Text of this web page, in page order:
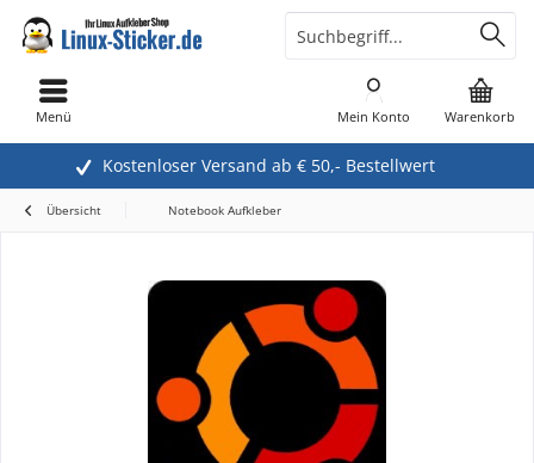
Kostenloser Versand ab € 50,- Bestellwert
Warenkorb
Mein Konto
Menü
Übersicht Notebook Aufkleber